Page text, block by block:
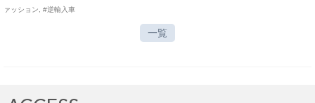
ァッション
#逆輸入車
一覧